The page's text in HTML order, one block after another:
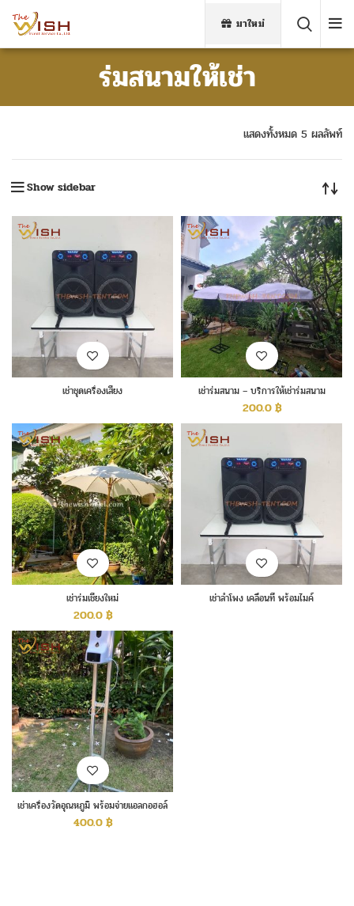
มาใหม่
ร่มสนามให้เช่า
แสดงทั้งหมด 5 ผลลัพท์
Show sidebar
เช่าชุดเครื่องเสียง เช่าร่มสนาม – บริการให้เช่าร่มสนาม
200.0฿
เช่าร่มเชียงใหม่
200.0฿
เช่าลำโพง เคลื่อนที่ พร้อมไมค์
เช่าเครื่องวัดอุณหภูมิ พร้อมจ่ายแอลกอฮอล์
อัตโนมัติ
400.0฿